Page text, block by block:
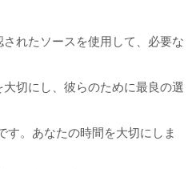
れたソースを使用して、必要な
切にし、彼らのために最良の選
す。あなたの時間を大切にしま